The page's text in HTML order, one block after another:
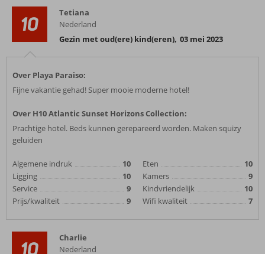
10
Tetiana
Nederland
Gezin met oud(ere) kind(eren), 03 mei 2023
Over Playa Paraiso:
Fijne vakantie gehad! Super mooie moderne hotel!
Over H10 Atlantic Sunset Horizons Collection:
Prachtige hotel. Beds kunnen gerepareerd worden. Maken squizy
geluiden
Algemene indruk
10
Ligging
10
Service
9
Prijs/kwaliteit
9
Eten
10
Kamers
9
Kindvriendelijk
10
Wifi kwaliteit
7
10
Charlie
Nederland